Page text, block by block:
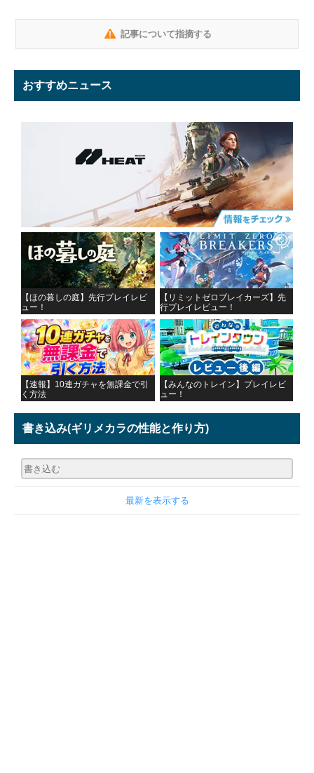
記事について指摘する
おすすめニュース
【ほの暮しの庭】先行プレイレビ
ュー！
【リミットゼロブレイカーズ】先
行プレイレビュー！
【速報】10連ガチャを無課金で引
く方法
【みんなのトレイン】プレイレビ
ュー！
書き込み(ギリメカラの性能と作り方)
最新を表示する